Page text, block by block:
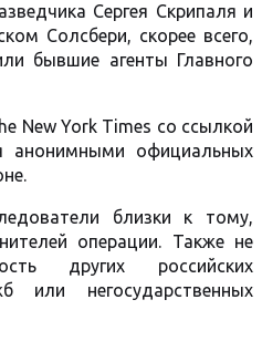
Сергея Скрипаля и
Солсбери, скорее всего,
бывшие агенты Главного
New York Times со ссылкой
анонимными официальных
близки к тому,
операции. Также не
других российских
или негосударственных